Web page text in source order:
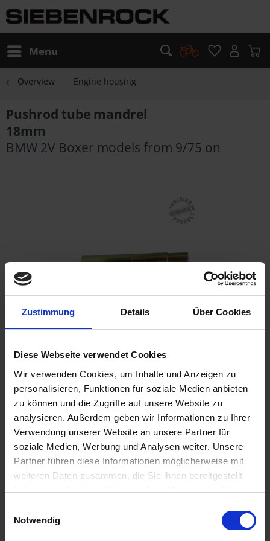
Zustimmung Details Über Cookies
Diese Webseite verwendet Cookies
Wir verwenden Cookies, um Inhalte und Anzeigen zu
personalisieren, Funktionen für soziale Medien anbieten
zu können und die Zugriffe auf unsere Website zu
analysieren. Außerdem geben wir Informationen zu Ihrer
Verwendung unserer Website an unsere Partner für
soziale Medien, Werbung und Analysen weiter. Unsere
Partner führen diese Informationen möglicherweise mit
weiteren Daten zusammen, die Sie ihnen bereitgestellt
haben oder die sie im Rahmen Ihrer Nutzung der Dienste
Cookies, wenn Sie unsere Webseite weiterhin nutzen.
Notwendig
Menu
Overview Engine housing
Pushrod tube mandrel
18mm
BMW 2V Boxer models from 9/75 on
Prices incl. VAT,plus shipping costs
Ready to ship today, Delivery time appr. 2-4 workdays within
Germany
Add to shopping cart
Remember Comment
part no.: 1111906
Description
This is a workshop quality tool used for removing and
installing pushrod tubes. It's important to...